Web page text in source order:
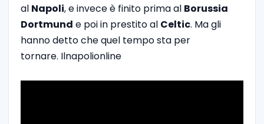
al Napoli, e invece è finito prima al Borussia
Dortmund e poi in prestito al Celtic. Ma gli
hanno detto che quel tempo sta per
tornare. Ilnapolionline